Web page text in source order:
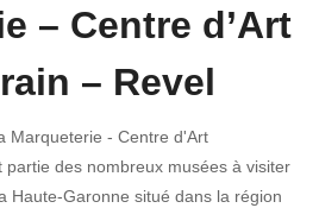
– Centre d’Art
– Revel
Marqueterie - Centre d'Art
des nombreux musées à visiter
Haute-Garonne situé dans la région